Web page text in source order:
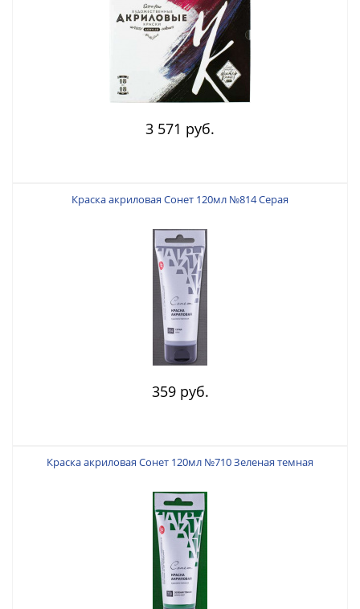
3 571 руб.
Краска акриловая Сонет 120мл №814 Серая
359 руб.
Краска акриловая Сонет 120мл №710 Зеленая темная